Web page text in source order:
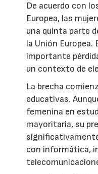
De acuerdo con
Europea, las
una quinta parte
la Unión
importante
un contexto de
La brecha
educativas.
femenina en
mayoritaria, su
con informática,